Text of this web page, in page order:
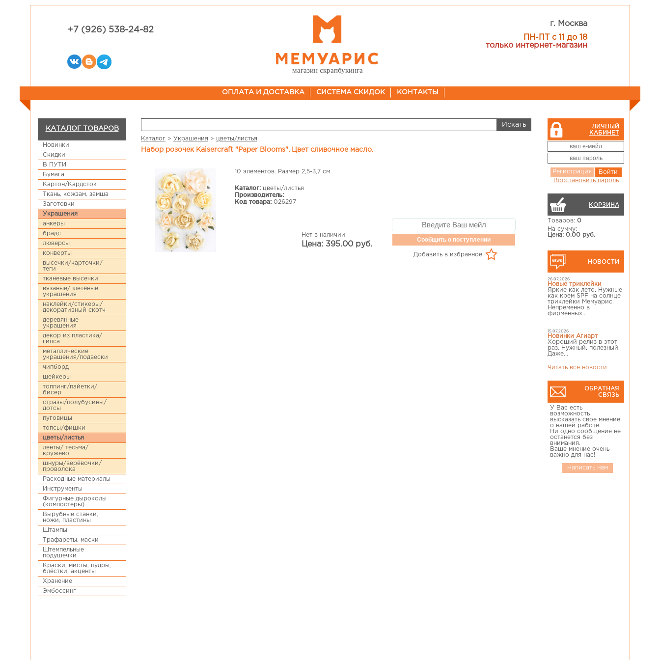
+7 (926) 538-24-82
магазин скрапбукинга
г. Москва
ПН-ПТ с 11 до 18
только интернет-магазин
ОПЛАТА И ДОСТАВКА СИСТЕМА СКИДОК КОНТАКТЫ
КАТАЛОГ ТОВАРОВ
Новинки
Скидки
В ПУТИ
Бумага
Картон/Кардсток
Ткань, кожзам, замша
Заготовки
Украшения
анкеры
брадс
люверсы
конверты
высечки/карточки/
теги
тканевые высечки
вязаные/плетёные
украшения
наклейки/стикеры/
декоративный скотч
деревянные
украшения
декор из пластика/
гипса
металлические
украшения/подвески
чипборд
шейкеры
топпинг/пайетки/
бисер
стразы/полубусины/
дотсы
пуговицы
топсы/фишки
цветы/листья
ленты/ тесьма/
кружево
шнуры/верёвочки/
проволока
Расходные материалы
Инструменты
Фигурные дыроколы
(компостеры)
Вырубные станки,
ножи, пластины
Штампы
Трафареты, маски
Штемпельные
подушечки
Краски, мисты, пудры,
блёстки, акценты
Хранение
Эмбоссинг
ЛИЧНЫЙ
КАБИНЕТ
Регистрация
Войти
Восстановить пароль
КОРЗИНА
Товаров: 0
На сумму:
Цена: 0.00 руб.
НОВОСТИ
26.07.2026
Новые триклейки
Яркие как лето, Нужные
как крем SPF на солнце
триклейки Мемуарис.
Непременно в
фирменных...
15.07.2026
Новинки Агиарт
Хороший релиз в этот
раз. Нужный, полезный.
Даже...
Читать все новости
ОБРАТНАЯ
СВЯЗЬ
У Вас есть
возможность
высказать свое мнение
о нашей работе.
Ни одно сообщение не
останется без
внимания.
Ваше мнение очень
важно для нас!
Написать нам
Каталог > Украшения > цветы/листья
Набор розочек Kaisercraft "Paper Blooms". Цвет сливочное масло.
10 элементов. Размер 2,5-3,7 см
Каталог: цветы/листья
Производитель:
Код товара: 026297
Нет в наличии
Цена: 395.00 руб.
Сообщить о поступлении
Добавить в избранное